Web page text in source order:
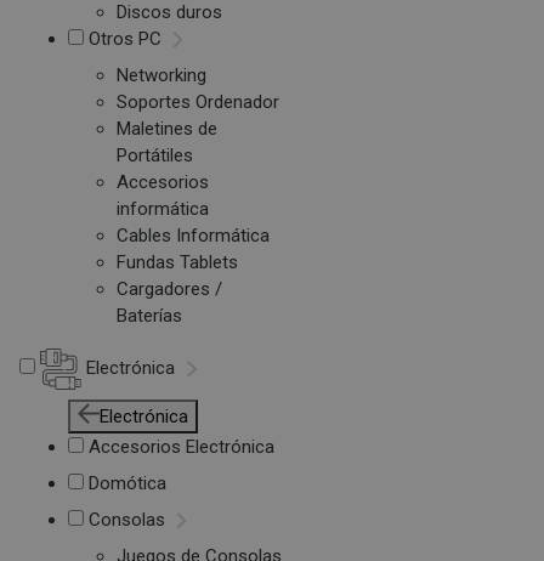
Discos duros
Otros PC
Networking
Soportes Ordenador
Maletines de
Portátiles
Accesorios
informática
Cables Informática
Fundas Tablets
Cargadores /
Baterías
Electrónica
Electrónica
Accesorios Electrónica
Domótica
Consolas
Juegos de Consolas